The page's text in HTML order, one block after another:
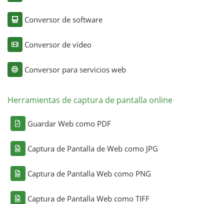
Conversor de software
Conversor de vídeo
Conversor para servicios web
Herramientas de captura de pantalla online
Guardar Web como PDF
Captura de Pantalla de Web como JPG
Captura de Pantalla Web como PNG
Captura de Pantalla Web como TIFF